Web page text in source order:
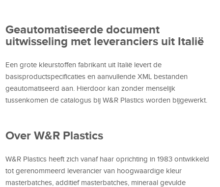
Geautomatiseerde document
uitwisseling met leveranciers uit Italië
Een grote kleurstoffen fabrikant uit Italië levert de
basisproductspecificaties en aanvullende XML bestanden
geautomatiseerd aan. Hierdoor kan zonder menselijk
tussenkomen de catalogus bij W&R Plastics worden bijgewerkt.
Over W&R Plastics
W&R Plastics heeft zich vanaf haar oprichting in 1983 ontwikkeld
tot gerenommeerd leverancier van hoogwaardige kleur
masterbatches, additief masterbatches, mineraal gevulde